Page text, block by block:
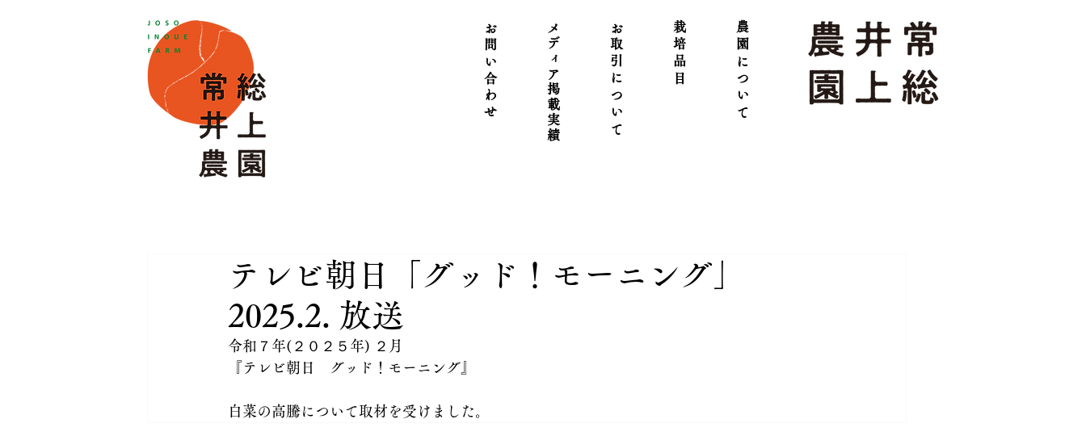
お問い合
わせ ​メディア掲載実績 お取引について 栽培品目 農園について
テレビ朝日「グッド！モーニング」
2025.2. 放送
令和７年(２０２５年) ２月
『テレビ朝日　グッド！モーニング』
白菜の高騰について取材を受けました。